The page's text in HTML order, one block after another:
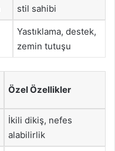
stil sahibi
Yastıklama, destek,
zemin tutuşu
Özel Özellikler
İkili dikiş, nefes
alabilirlik